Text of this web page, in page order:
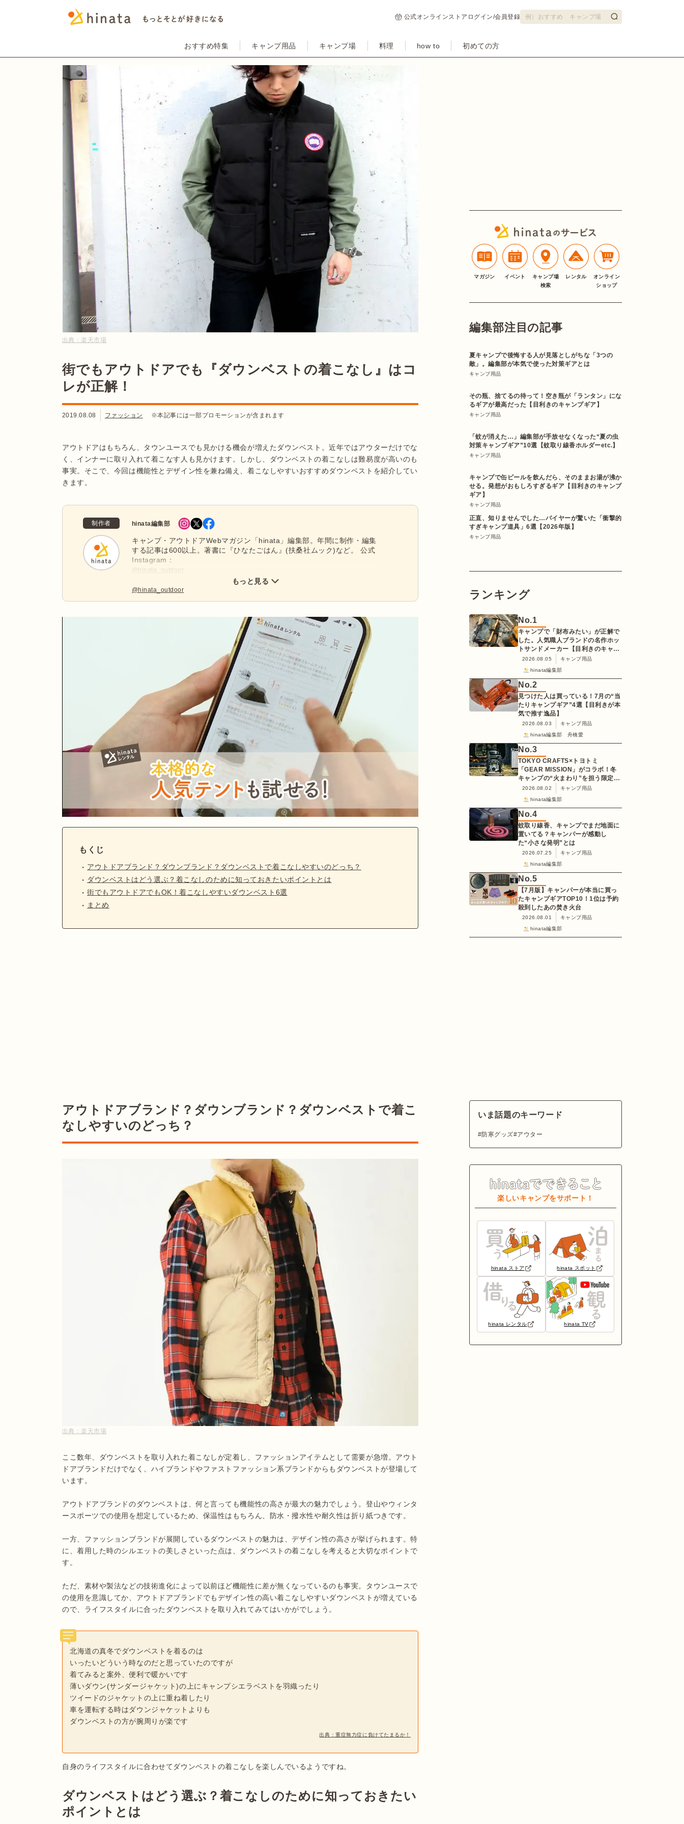
公式オンラインストア ログイン/会員登録
おすすめ特集 キャンプ用品 キャンプ場 料理 how to 初めての方
出典： 楽天市場
街でもアウトドアでも『ダウンベストの着こなし』はコ
レが正解！
2019.08.08 ファッション ※本記事には一部プロモーションが含まれます
アウトドアはもちろん、タウンユースでも見かける機会が増えたダウンベスト。近年ではアウターだけでな
く、インナーに取り入れて着こなす人も見かけます。しかし、ダウンベストの着こなしは難易度が高いのも
事実。そこで、今回は機能性とデザイン性を兼ね備え、着こなしやすいおすすめダウンベストを紹介してい
きます。
制作者 hinata編集部
キャンプ・アウトドアWebマガジン「hinata」編集部。年間に制作・編集
する記事は600以上。著書に『ひなたごはん』(扶桑社ムック)など。 公式
Instagram：
@hinata_outdoor
@hinata_outdoor
もっと見る
もくじ
アウトドアブランド？ダウンブランド？ダウンベストで着こなしやすいのどっち？
ダウンベストはどう選ぶ？着こなしのために知っておきたいポイントとは
街でもアウトドアでもOK！着こなしやすいダウンベスト6選
まとめ
アウトドアブランド？ダウンブランド？ダウンベストで着こ
なしやすいのどっち？
出典： 楽天市場
ここ数年、ダウンベストを取り入れた着こなしが定着し、ファッションアイテムとして需要が急増。アウト
ドアブランドだけでなく、ハイブランドやファストファッション系ブランドからもダウンベストが登場して
います。
アウトドアブランドのダウンベストは、何と言っても機能性の高さが最大の魅力でしょう。登山やウィンタ
ースポーツでの使用を想定しているため、保温性はもちろん、防水・撥水性や耐久性は折り紙つきです。
一方、ファッションブランドが展開しているダウンベストの魅力は、デザイン性の高さが挙げられます。特
に、着用した時のシルエットの美しさといった点は、ダウンベストの着こなしを考えると大切なポイントで
す。
ただ、素材や製法などの技術進化によって以前ほど機能性に差が無くなっているのも事実。タウンユースで
の使用を意識してか、アウトドアブランドでもデザイン性の高い着こなしやすいダウンベストが増えている
北海道の真冬でダウンベストを着るのは
いったいどういう時なのだと思っていたのですが
着てみると案外、便利で暖かいです
薄いダウン(サンダージャケット)の上にキャンプシエラベストを羽織ったり
ツイードのジャケットの上に重ね着したり
車を運転する時はダウンジャケットよりも
ダウンベストの方が腕周りが楽です
出典：重症無力症に負けてたまるか！
自身のライフスタイルに合わせてダウンベストの着こなしを楽しんでいるようですね。
ダウンベストはどう選ぶ？着こなしのために知っておきたい
ポイントとは
マガジン イベント
キャンプ場
検索
レンタル
オンライン
ショップ
編集部注目の記事
夏キャンプで後悔する人が見落としがちな「3つの
敵」。編集部が本気で使った対策ギアとは
キャンプ用品
その瓶、捨てるの待って！空き瓶が「ランタン」にな
るギアが最高だった【目利きのキャンプギア】
キャンプ用品
「蚊が消えた…」編集部が手放せなくなった“夏の虫
対策キャンプギア”10選【蚊取り線香ホルダーetc.】
キャンプ用品
キャンプで缶ビールを飲んだら、そのままお湯が沸か
せる。発想がおもしろすぎるギア【目利きのキャンプ
ギア】
キャンプ用品
正直、知りませんでした…バイヤーが驚いた「衝撃的
すぎキャンプ道具」6選【2026年版】
キャンプ用品
ランキング
No.1
キャンプで「財布みたい」が正解で
した。人気職人ブランドの名作ホッ
トサンドメーカー【目利きのキャン
プギア】
2026.08.05
キャンプ用品
hinata編集部
No.2
見つけた人は買っている！7月の“当
たりキャンプギア”4選【目利きが本
気で推す逸品】
2026.08.03
キャンプ用品
hinata編集部 舟橋愛
No.3
TOKYO CRAFTS×トヨトミ
「GEAR MISSION」がコラボ！冬
キャンプの“火まわり”を担う限定
K3クッキングストーブが登場
2026.08.02
キャンプ用品
hinata編集部
No.4
蚊取り線香、キャンプでまだ地面に
置いてる？キャンパーが感動し
た“小さな発明”とは
2026.07.25
キャンプ用品
hinata編集部
No.5
【7月版】キャンパーが本当に買っ
たキャンプギアTOP10！1位は予約
殺到したあの焚き火台
2026.08.01
キャンプ用品
hinata編集部
いま話題のキーワード
防寒グッズ アウター
楽しいキャンプをサポート！
hinata ストア hinata スポット
hinata レンタル hinata TV